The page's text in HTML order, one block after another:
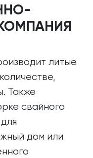
литые
Также
свайного
дом или